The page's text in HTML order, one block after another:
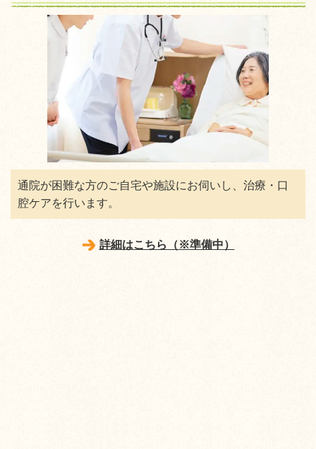
通院が困難な方のご自宅や施設にお伺いし、治療・口
腔ケアを行います。
詳細はこちら（※準備中）